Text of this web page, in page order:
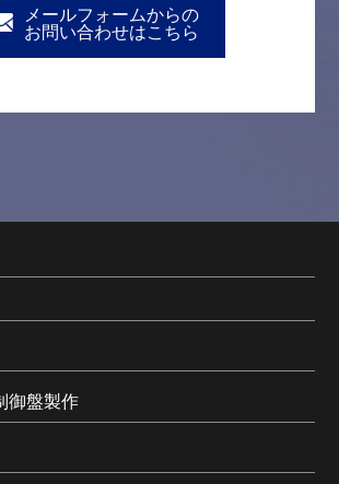
メールフォームからの
お問い合わせはこちら
御盤製作